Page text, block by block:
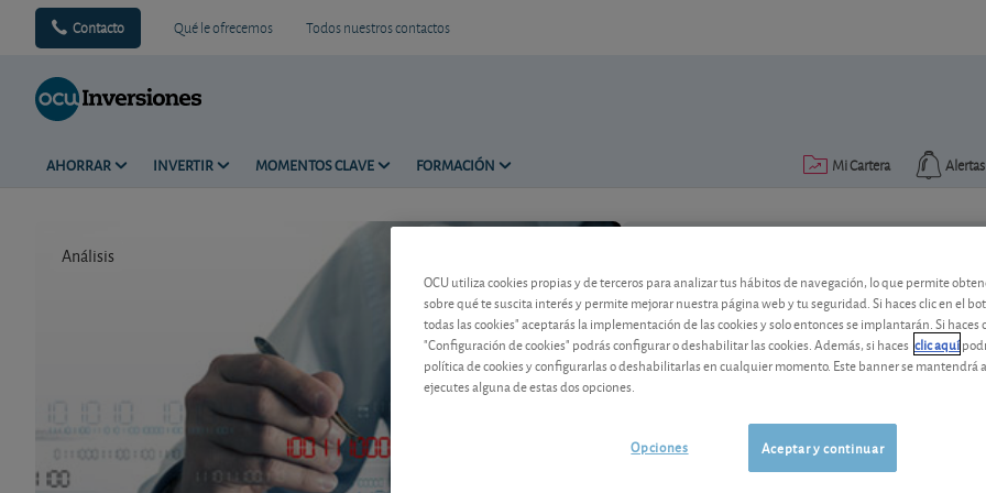
Contacto Qué le ofrecemos Todos nuestros contactos
AHORRAR INVERTIR MOMENTOS CLAVE FORMACIÓN Alertas
Mi Cartera
Análisis
Accenture alcanza nuevos
Los últimos resultados trimestrales
OCU utiliza cookies propias y de terceros para analizar tus hábitos de navegación, lo que permite
sobre qué te suscita interés y permite mejorar nuestra página web y tu seguridad. Si haces clic en el
todas las cookies" aceptarás la implementación de las cookies y solo entonces se implantarán. Si haces
"Configuración de cookies" podrás configurar o deshabilitar las cookies. Además, si haces clic aquí
política de cookies y configurarlas o deshabilitarlas en cualquier momento. Este banner se mantendrá
ejecutes alguna de estas dos opciones.
Aceptar y continuar
Opciones